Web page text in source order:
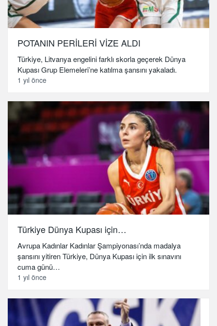
POTANIN PERİLERİ VİZE ALDI
Türkiye, Litvanya engelini farklı skorla geçerek Dünya
Kupası Grup Elemeleri’ne katılma şansını yakaladı.
1 yıl önce
Türkiye Dünya Kupası için…
Avrupa Kadınlar Kadınlar Şampiyonası’nda madalya
şansını yitiren Türkiye, Dünya Kupası için ilk sınavını
cuma günü…
1 yıl önce